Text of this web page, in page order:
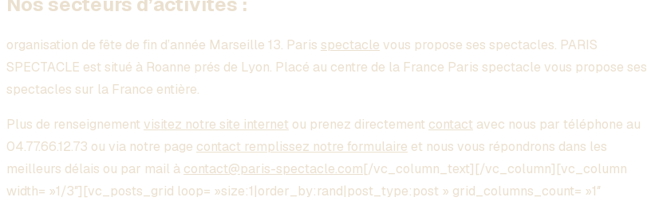
organisation de fête de fin d’année Marseille 13. Paris spectacle vous propose ses spectacles. PARIS
SPECTACLE est situé à Roanne prés de Lyon. Placé au centre de la France Paris spectacle vous propose ses
spectacles sur la France entière.
Plus de renseignement visitez notre site internet ou prenez directement contact avec nous par téléphone au
04.77.66.12.73 ou via notre page contact remplissez notre formulaire et nous vous répondrons dans les
meilleurs délais ou par mail à contact@paris-spectacle.com[/vc_column_text][/vc_column][vc_column
width= »1/3″][vc_posts_grid loop= »size:1|order_by:rand|post_type:post » grid_columns_count= »1″